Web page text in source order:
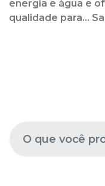
energia e água e
qualidade para...